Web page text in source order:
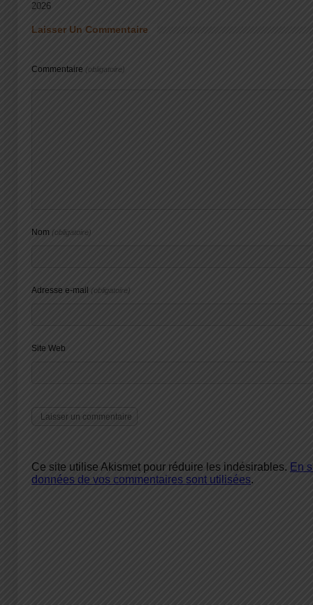
2026
Laisser Un Commentaire
Commentaire (obligatoire)
Nom (obligatoire)
Adresse e-mail (obligatoire)
Site Web
Ce site utilise Akismet pour réduire les indésirables. En
données de vos commentaires sont utilisées.